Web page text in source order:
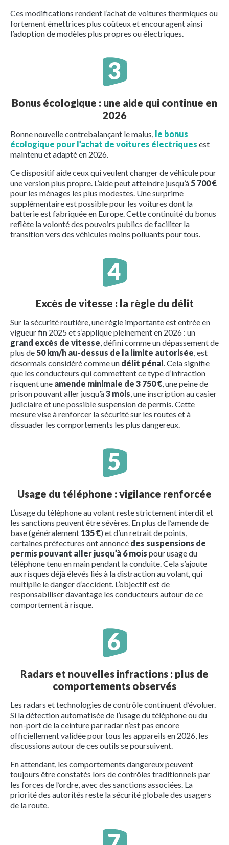
Ces modifications rendent l’achat de voitures thermiques ou
fortement émettrices plus coûteux et encouragent ainsi
l’adoption de modèles plus propres ou électriques.
Bonus écologique : une aide qui continue en
2026
Bonne nouvelle contrebalançant le malus, le bonus
écologique pour l’achat de voitures électriques est
maintenu et adapté en 2026.
Ce dispositif aide ceux qui veulent changer de véhicule pour
une version plus propre. L’aide peut atteindre jusqu’à 5 700 €
pour les ménages les plus modestes. Une surprime
supplémentaire est possible pour les voitures dont la
batterie est fabriquée en Europe. Cette continuité du bonus
reflète la volonté des pouvoirs publics de faciliter la
transition vers des véhicules moins polluants pour tous.
Excès de vitesse : la règle du délit
Sur la sécurité routière, une règle importante est entrée en
vigueur fin 2025 et s’applique pleinement en 2026 : un
grand excès de vitesse , défini comme un dépassement de
plus de 50 km/h au-dessus de la limite autorisée , est
désormais considéré comme un délit pénal . Cela signifie
que les conducteurs qui commettent ce type d’infraction
risquent une amende minimale de 3 750 € , une peine de
prison pouvant aller jusqu’à3 mois , une inscription au casier
judiciaire et une possible suspension de permis. Cette
mesure vise à renforcer la sécurité sur les routes et à
dissuader les comportements les plus dangereux.
Usage du téléphone : vigilance renforcée
L’usage du téléphone au volant reste strictement interdit et
les sanctions peuvent être sévères. En plus de l’amende de
base (généralement 135 €) et d’un retrait de points,
certaines préfectures ont annoncé des suspensions de
permis pouvant aller jusqu’à 6 mois pour usage du
téléphone tenu en main pendant la conduite. Cela s’ajoute
aux risques déjà élevés liés à la distraction au volant, qui
multiplie le danger d’accident. L’objectif est de
responsabiliser davantage les conducteurs autour de ce
comportement à risque.
Radars et nouvelles infractions : plus de
comportements observés
Les radars et technologies de contrôle continuent d’évoluer.
Si la détection automatisée de l’usage du téléphone ou du
non-port de la ceinture par radar n’est pas encore
officiellement validée pour tous les appareils en 2026, les
discussions autour de ces outils se poursuivent.
En attendant, les comportements dangereux peuvent
toujours être constatés lors de contrôles traditionnels par
les forces de l’ordre, avec des sanctions associées. La
priorité des autorités reste la sécurité globale des usagers
de la route.